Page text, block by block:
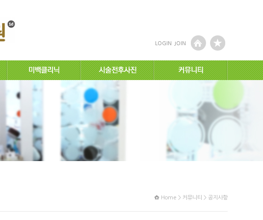
LOGIN JOIN
Home > 커뮤니티 > 공지사항